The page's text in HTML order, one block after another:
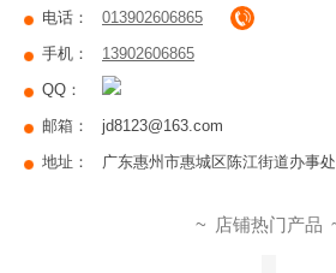
电话：
013902606865
手机：
13902606865
QQ：
邮箱：
jd8123@163.com
地址：
广东惠州市惠城区陈江街道办事处
店铺热门产品